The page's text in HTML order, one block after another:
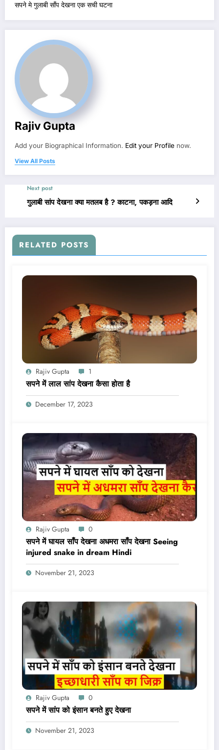
सपने मे गुलाबी साँप देखना एक सची घटना
Rajiv Gupta
Add your Biographical Information. Edit your Profile now.
View All Posts
Next post
गुलाबी सांप देखना क्या मतलब है ? काटना, पकड़ना आदि
RELATED POSTS
Rajiv Gupta 1
सपने में लाल सांप देखना कैसा होता है
December 17, 2023
Rajiv Gupta 0
सपने में घायल साँप देखना अधमरा साँप देखना Seeing
injured snake in dream Hindi
November 21, 2023
Rajiv Gupta 0
सपने में सांप को इंसान बनते हुए देखना
November 21, 2023